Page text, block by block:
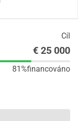
Cíl
€ 25 000
81%financováno